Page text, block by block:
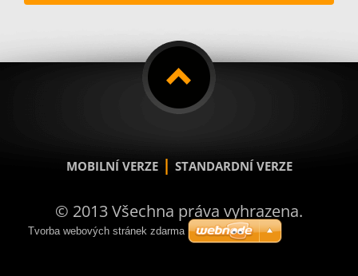
MOBILNÍ VERZE | STANDARDNÍ VERZE
© 2013 Všechna práva vyhrazena.
Tvorba webových stránek zdarma